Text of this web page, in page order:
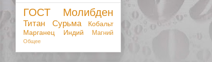
ГОСТ Молибден
Титан Сурьма
Кобальт
Марганец
Индий Магний
Общее